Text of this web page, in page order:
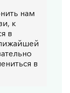
нам
к
в
в